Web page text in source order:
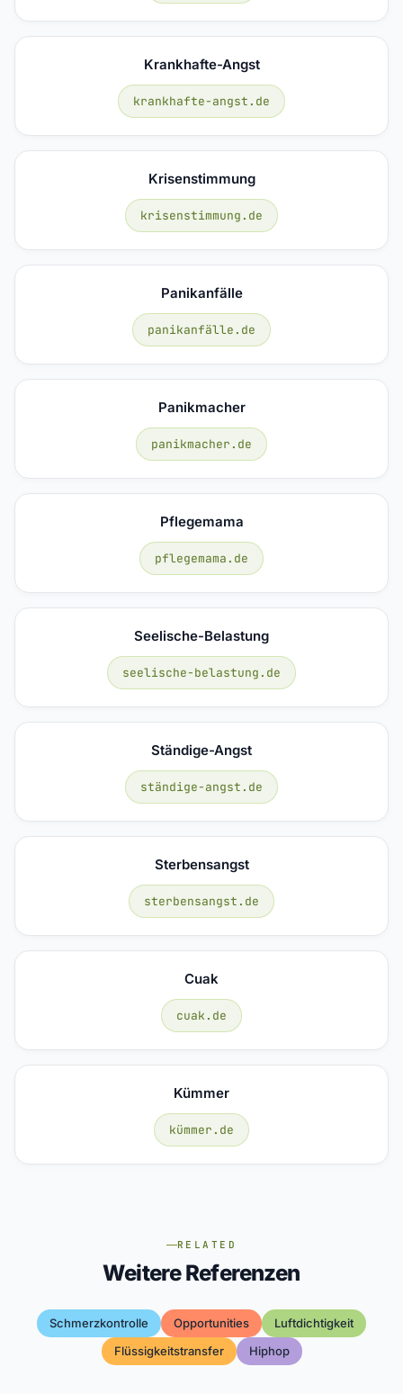
Krankhafte-Angst
krankhafte-angst.de
Krisenstimmung
krisenstimmung.de
Panikanfälle
panikanfälle.de
Panikmacher
panikmacher.de
Pflegemama
pflegemama.de
Seelische-Belastung
seelische-belastung.de
Ständige-Angst
ständige-angst.de
Sterbensangst
sterbensangst.de
Cuak
cuak.de
Kümmer
kümmer.de
RELATED
Weitere Referenzen
Schmerzkontrolle Opportunities
Luftdichtigkeit
Flüssigkeitstransfer
Hiphop